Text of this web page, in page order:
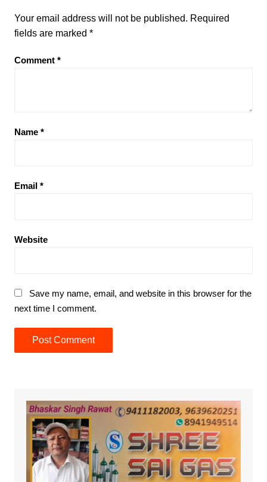
Your email address will not be published. Required
fields are marked *
Comment *
Name *
Email *
Website
Save my name, email, and website in this browser for the
next time I comment.